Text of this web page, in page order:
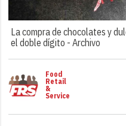
La compra de chocolates y
el doble dígito -Archivo
Food
Retail
&
Service